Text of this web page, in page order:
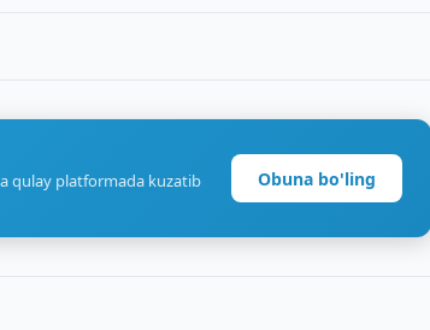
qulay platformada kuzatib
Obuna bo'ling